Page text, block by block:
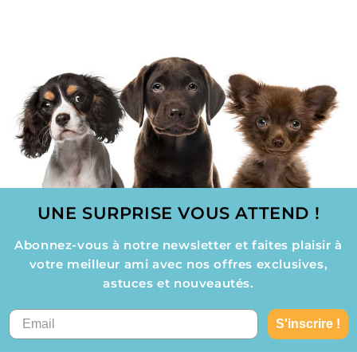
UNE SURPRISE VOUS ATTEND !
Abonnez-vous à notre newsletter et faites plaisir à
votre meilleur ami avec nos offres exclusives,
astuces et nouveautés.
S'inscrire !